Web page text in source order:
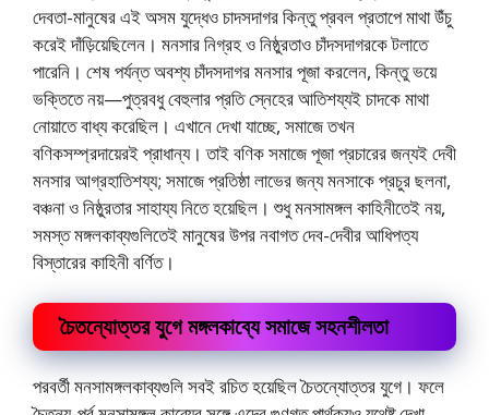
দেবতা-মানুষের এই অসম যুদ্ধেও চাদসদাগর কিন্তু প্রবল প্রতাপে মাথা উঁচু
করেই দাঁড়িয়েছিলেন। মনসার নিগ্রহ ও নিষ্ঠুরতাও চাঁদসদাগরকে টলাতে
পারেনি। শেষ পর্যন্ত অবশ্য চাঁদসদাগর মনসার পূজা করলেন, কিন্তু ভয়ে
ভক্তিতে নয়—পুত্রবধু বেহুলার প্রতি স্নেহের আতিশয্যই চাদকে মাথা
নােয়াতে বাধ্য করেছিল। এখানে দেখা যাচ্ছে, সমাজে তখন
বণিকসম্প্রদায়েরই প্রাধান্য। তাই বণিক সমাজে পূজা প্রচারের জন্যই দেবী
মনসার আগ্রহাতিশয্য; সমাজে প্রতিষ্ঠা লাভের জন্য মনসাকে প্রচুর ছলনা,
বঞ্চনা ও নিষ্ঠুরতার সাহায্য নিতে হয়েছিল। শুধু মনসামঙ্গল কাহিনীতেই নয়,
সমস্ত মঙ্গলকাব্যগুলিতেই মানুষের উপর নবাগত দেব-দেবীর আধিপত্য
বিস্তারের কাহিনী বর্ণিত।
চৈতন্যোত্তর যুগে মঙ্গলকাব্যে সমাজে সহনশীলতা
পরবর্তী মনসামঙ্গলকাব্যগুলি সবই রচিত হয়েছিল চৈতন্যোত্তর যুগে। ফলে